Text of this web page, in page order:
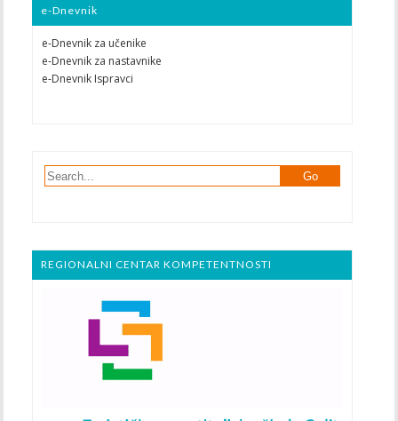
e-Dnevnik
e-Dnevnik za učenike
e-Dnevnik za nastavnike
e-Dnevnik Ispravci
REGIONALNI CENTAR KOMPETENTNOSTI